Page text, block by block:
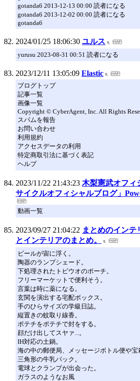
gotanda6 2013-12-13 00:00 読者になる
gotanda6 2013-12-02 00:00 読者になる
gotanda6
2024/01/25 18:06:30 ユルス
yurusu 2023-08-31 00:51 読者になる
2023/12/11 13:05:09 Elastic
ブログトップ
記事一覧
画像一覧
Copyright © CyberAgent, Inc. All Rights
スパムを報告
お問い合わせ
利用規約
アクセスデータの利用
特定商取引法に基づく表記
ヘルプ
2023/11/22 21:43:23 木梨憲武オフィ
サイクルオフィシャルブログ」
動画一覧
2023/09/27 21:04:22 まとめのインテ
とインテリアのまとめ。
ビールが宙に浮く。
陶器のランプシェード。
下処理されたトビウオのポーチ。
フリーマーケットで便利そう。
言葉は時に薬になる。
玄関を演出する宅配ボックス。
手のひらサイズの学級日誌。
縦置きの蚊取り線香。
ポテチをポテチで封をする。
顔だけ出してスヤァ...。
IH対応の土鍋。
海の中の郵便局、メッセージボトル便や宝
三角形の牛乳パック。
電球とクランプが出会った。
ガラスのようなお風